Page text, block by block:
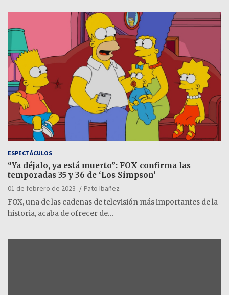
ESPECTÁCULOS
“Ya déjalo, ya está muerto”: FOX confirma las
temporadas 35 y 36 de ‘Los Simpson’
01 de febrero de 2023
Pato Ibañez
FOX, una de las cadenas de televisión más importantes de la
historia, acaba de ofrecer de…